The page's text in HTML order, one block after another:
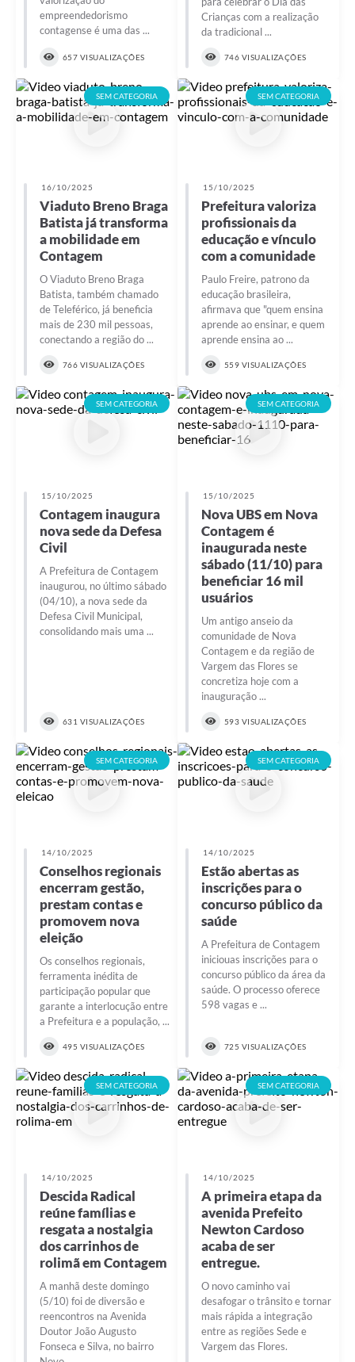
empreendedorismo
contagense é uma das ...
657 VISUALIZAÇÕES
Crianças com a realização
da tradicional ...
746 VISUALIZAÇÕES
SEM CATEGORIA
16/10/2025
Viaduto Breno Braga
Batista já transforma
a mobilidade em
Contagem
O Viaduto Breno Braga
Batista, também chamado
de Teleférico, já beneficia
mais de 230 mil pessoas,
conectando a região do ...
766 VISUALIZAÇÕES
SEM CATEGORIA
15/10/2025
Prefeitura valoriza
profissionais da
educação e vínculo
com a comunidade
Paulo Freire, patrono da
educação brasileira,
afirmava que "quem ensina
aprende ao ensinar, e quem
aprende ensina ao ...
559 VISUALIZAÇÕES
SEM CATEGORIA
15/10/2025
Contagem inaugura
nova sede da Defesa
Civil
A Prefeitura de Contagem
inaugurou, no último sábado
(04/10), a nova sede da
Defesa Civil Municipal,
consolidando mais uma ...
631 VISUALIZAÇÕES
SEM CATEGORIA
15/10/2025
Nova UBS em Nova
Contagem é
inaugurada neste
sábado (11/10) para
beneficiar 16 mil
usuários
Um antigo anseio da
comunidade de Nova
Contagem e da região de
Vargem das Flores se
concretiza hoje com a
inauguração ...
593 VISUALIZAÇÕES
SEM CATEGORIA
14/10/2025
Conselhos regionais
encerram gestão,
prestam contas e
promovem nova
eleição
Os conselhos regionais,
ferramenta inédita de
participação popular que
garante a interlocução entre
a Prefeitura e a população, ...
495 VISUALIZAÇÕES
SEM CATEGORIA
14/10/2025
Estão abertas as
inscrições para o
concurso público da
saúde
A Prefeitura de Contagem
iniciouas inscrições para o
concurso público da área da
saúde. O processo oferece
598 vagas e ...
725 VISUALIZAÇÕES
SEM CATEGORIA
14/10/2025
Descida Radical
reúne famílias e
resgata a nostalgia
dos carrinhos de
rolimã em Contagem
A manhã deste domingo
(5/10) foi de diversão e
reencontros na Avenida
Doutor João Augusto
Fonseca e Silva, no bairro
SEM CATEGORIA
14/10/2025
A primeira etapa da
avenida Prefeito
Newton Cardoso
acaba de ser
entregue.
O novo caminho vai
desafogar o trânsito e tornar
mais rápida a integração
entre as regiões Sede e
Vargem das Flores.